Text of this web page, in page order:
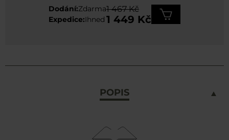
Dodání:Zdarma
Expedice:Ihned
1 467 Kč
1 449 Kč
POPIS